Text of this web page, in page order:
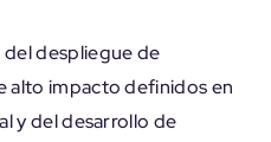
del despliegue de
alto impacto definidos en
y del desarrollo de